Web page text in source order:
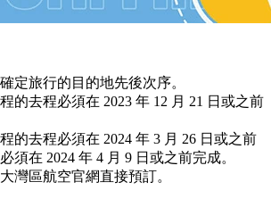
定旅行的目的地先後次序。
的去程必須在 2023 年 12 月 21 日或之前
的去程必須在 2024 年 3 月 26 日或之前
須在 2024 年 4 月 9 日或之前完成。
灣區航空官網直接預訂。